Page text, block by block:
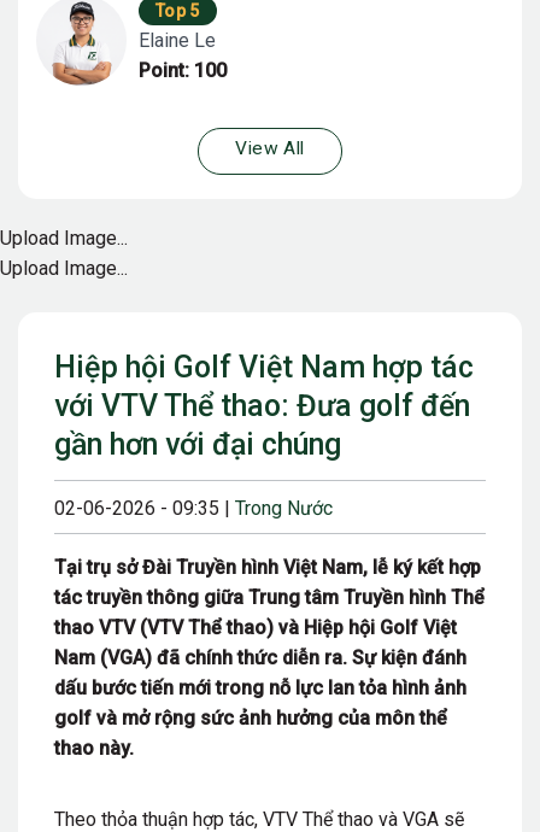
Hiệp hội Golf Việt Nam hợp tác
với VTV Thể thao: Đưa golf đến
gần hơn với đại chúng
02-06-2026 - 09:35 | Trong Nước
Tại trụ sở Đài Truyền hình Việt Nam, lễ ký kết hợp
tác truyền thông giữa Trung tâm Truyền hình Thể
thao VTV (VTV Thể thao) và Hiệp hội Golf Việt
Nam (VGA) đã chính thức diễn ra. Sự kiện đánh
dấu bước tiến mới trong nỗ lực lan tỏa hình ảnh
golf và mở rộng sức ảnh hưởng của môn thể
thao này.
Theo thỏa thuận hợp tác, VTV Thể thao và VGA sẽ
Top 5
Elaine Le
Point: 100
View All
Upload Image...
Upload Image...